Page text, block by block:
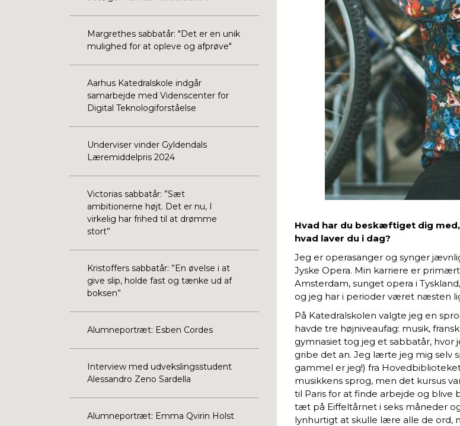
Margrethes sabbatår: "Det er en unik
mulighed for at opleve og afprøve"
Aarhus Katedralskole indgår
samarbejde med Videnscenter for
Digital Teknologiforståelse
Underviser vinder Gyldendals
Læremiddelpris 2024
Victorias sabbatår: ”Sæt
ambitionerne højt. Det er nu, I
virkelig har frihed til at drømme
stort”
Kristoffers sabbatår: ”En øvelse i at
give slip, holde fast og tænke ud af
boksen”
Alumneportræt: Esben Cordes
Interview med udvekslingsstudent
Alessandro Zeno Sardella
Alumneportræt: Emma Qvirin Holst
Hvad har du beskæftiget dig
hvad laver du i dag?
Jeg er operasanger og synger
Jyske Opera. Min karriere er
Amsterdam, sunget opera i
og jeg har i perioder været næsten
På Katedralskolen valgte jeg en
havde tre højniveaufag: musik,
gymnasiet tog jeg et sabbatår, hvor
gribe det an. Jeg lærte jeg mig selv
gammel er jeg!) fra
musikkens sprog, men det kursus
til Paris for at finde arbejde og blive
tæt på Eiffeltårnet i seks måneder
lynhurtigt at skulle lære alle de ord,